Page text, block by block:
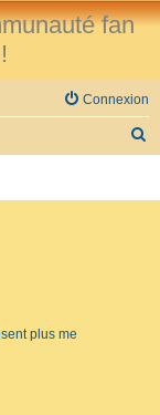
fan
Connexion
plus me